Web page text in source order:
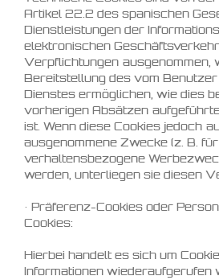
Artikel 22.2 des spanischen
Dienstleistungen der
elektronischen
Verpflichtungen ausgenommen,
Bereitstellung des vom
Dienstes ermöglichen, wie dies
vorherigen Absätzen
ist. Wenn diese Cookies jedoch
ausgenommene Zwecke (z. B. für
verhaltensbezogene
werden, unterliegen sie diesen
• Präferenz-Cookies oder
Cookies:
Hierbei handelt es sich um
Informationen wiederaufgerufen